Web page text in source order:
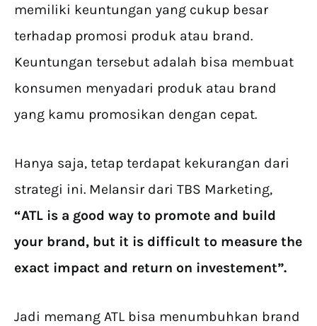
memiliki keuntungan yang cukup besar
terhadap promosi produk atau brand.
Keuntungan tersebut adalah bisa membuat
konsumen menyadari produk atau brand
yang kamu promosikan dengan cepat.
Hanya saja, tetap terdapat kekurangan dari
strategi ini. Melansir dari TBS Marketing,
“ATL is a good way to promote and build
your brand, but it is difficult to measure the
exact impact and return on investement”.
Jadi memang ATL bisa menumbuhkan brand